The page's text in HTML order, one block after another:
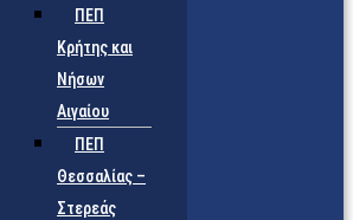
ΠΕΠ
Κρήτης και
Νήσων
Αιγαίου
ΠΕΠ
Θεσσαλίας –
Στερεάς